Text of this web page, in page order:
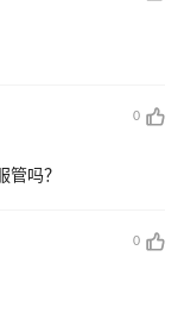
0
管吗？
0